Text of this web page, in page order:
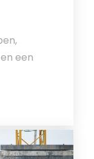
een